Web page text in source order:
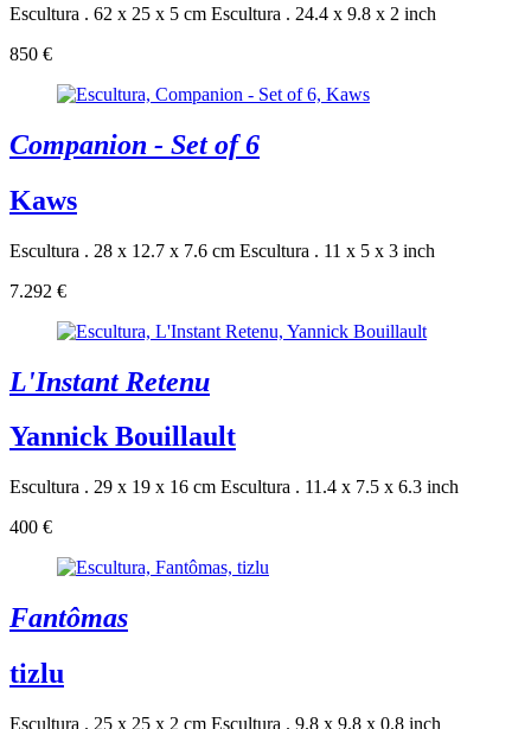
Escultura . 62 x 25 x 5 cm Escultura . 24.4 x 9.8 x 2 inch
850 €
Companion - Set of 6
Kaws
Escultura . 28 x 12.7 x 7.6 cm Escultura . 11 x 5 x 3 inch
7.292 €
L'Instant Retenu
Yannick Bouillault
Escultura . 29 x 19 x 16 cm Escultura . 11.4 x 7.5 x 6.3 inch
400 €
Fantômas
tizlu
Escultura . 25 x 25 x 2 cm Escultura . 9.8 x 9.8 x 0.8 inch